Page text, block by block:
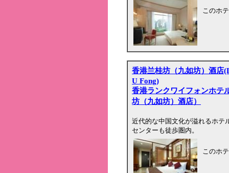
このホ
香港兰桂坊（九如坊）酒店
U Fong)
香港ランクワイフォンホテ
坊（九如坊）酒店）
近代的な中国文化が溢れるホテ
センターも徒歩圏内。
このホ